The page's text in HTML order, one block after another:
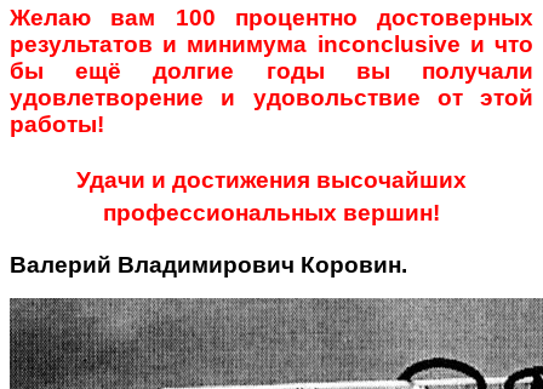
Желаю вам 100 процентно достоверных
результатов и минимума inconclusive и что
бы ещё долгие годы вы получали
удовлетворение и удовольствие от этой
работы!
Удачи и достижения высочайших
профессиональных вершин!
Валерий Владимирович Коровин.